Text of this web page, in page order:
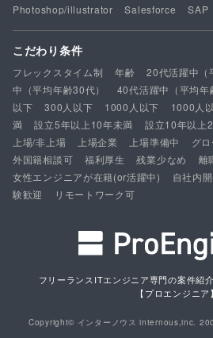
Photoshop/illustrator
Salesforce SAP
こだわり条件
フレックスタイム制 年齢 20代活躍中（
中（平均年齢30代）
40代活躍中（平均年
以下
300人以下 1000人以下 1000人
満
設立5年以上10年未満 設立10年以上
上場/非上場
上場企業 上場準備中 グ
外国籍相談可
福利厚生 残業少なめ 離
女性エンジニアが在籍(or活躍中)
自社内
験歓迎
リモートワーク可
フリーランスITエンジニア専門の案件紹
【プロエンジニア】
Copyright© インターノウス internous,inc.